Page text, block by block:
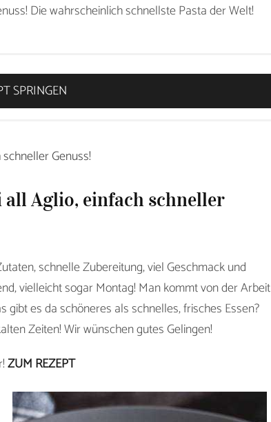
Die wahrscheinlich schnellste Pasta der Welt!
SPRINGEN
Genuss!
all Aglio, einfach schneller
schnelle Zubereitung, viel Geschmack und
vielleicht sogar Montag! Man kommt von der Arbeit
es da schöneres als schnelles, frisches Essen?
Zeiten! Wir wünschen gutes Gelingen!
ZUM REZEPT